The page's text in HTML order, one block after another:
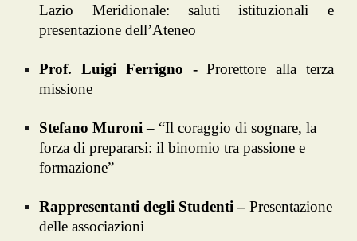
Lazio Meridionale: saluti istituzionali e
presentazione dell’Ateneo
Prof. Luigi Ferrigno -Prorettore alla terza
missione
Stefano Muroni– “Il coraggio di sognare, la
forza di prepararsi: il binomio tra passione e
formazione”
Rappresentanti degli Studenti – Presentazione
delle associazioni